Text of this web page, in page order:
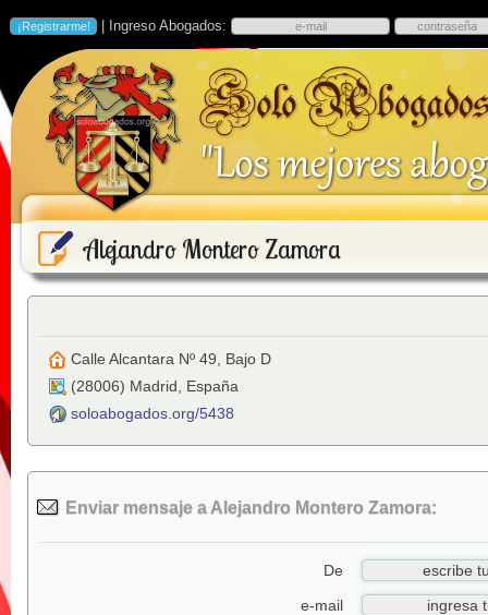
| Ingreso Abogados:
Alejandro Montero Zamora
Calle Alcantara Nº 49, Bajo D
(28006) Madrid
España
soloabogados.org/5438
Enviar mensaje a Alejandro Montero Zamora:
De
e-mail